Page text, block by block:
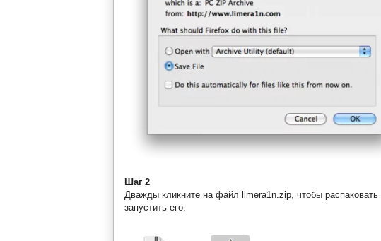
Шаг 2
Дважды кликните на файл limera1n.zip, чтобы
запустить его.